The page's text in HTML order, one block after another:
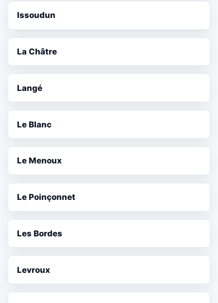
Issoudun
La Châtre
Langé
Le Blanc
Le Menoux
Le Poinçonnet
Les Bordes
Levroux